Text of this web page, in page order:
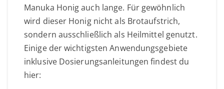
Manuka Honig auch lange. Für gewöhnlich
wird dieser Honig nicht als Brotaufstrich,
sondern ausschließlich als Heilmittel genutzt.
Einige der wichtigsten Anwendungsgebiete
inklusive Dosierungsanleitungen findest du
hier: